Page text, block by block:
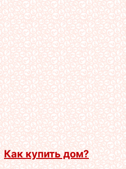
Как купить дом?